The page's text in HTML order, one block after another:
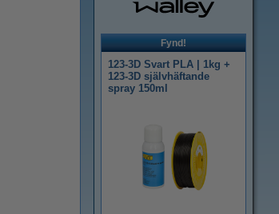
Fynd!
123-3D Svart PLA | 1kg +
123-3D självhäftande
spray 150ml